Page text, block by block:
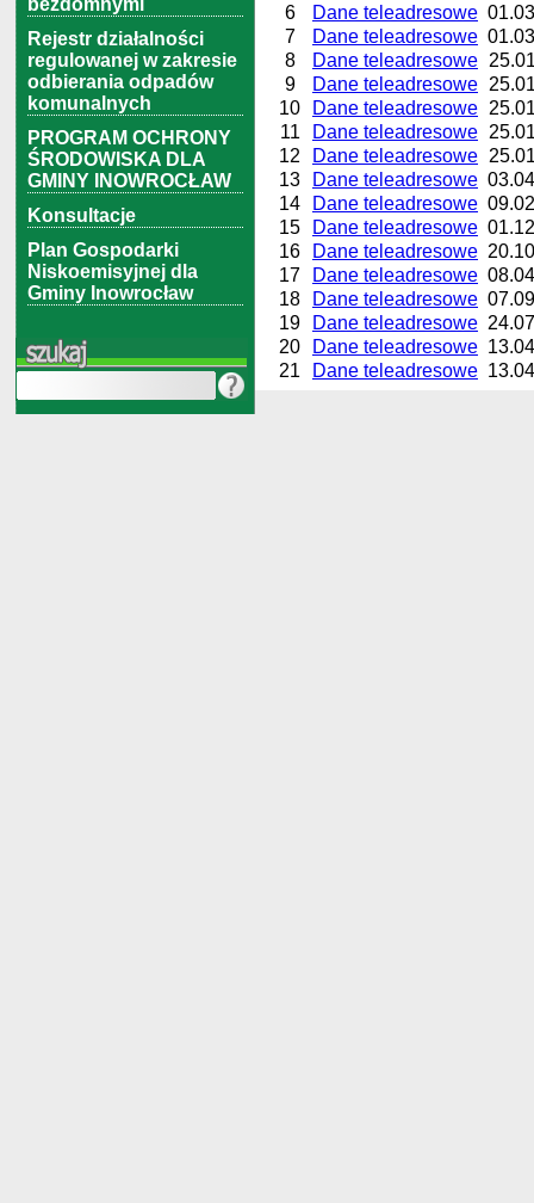
bezdomnymi
Rejestr działalności
regulowanej w zakresie
odbierania odpadów
komunalnych
PROGRAM OCHRONY
ŚRODOWISKA DLA
GMINY INOWROCŁAW
Konsultacje
Plan Gospodarki
Niskoemisyjnej dla
Gminy Inowrocław
6 Dane teleadresowe
7
Dane teleadresowe
8
Dane teleadresowe
9
Dane teleadresowe
10
Dane teleadresowe
11
Dane teleadresowe
12
Dane teleadresowe
13
Dane teleadresowe
14
Dane teleadresowe
15
Dane teleadresowe
16
Dane teleadresowe
17
Dane teleadresowe
18
Dane teleadresowe
19
Dane teleadresowe
20
Dane teleadresowe
21
Dane teleadresowe